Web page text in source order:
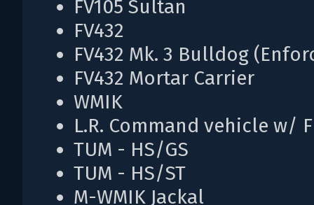
FV105 Sultan
FV432
FV432 Mk. 3 Bulldog
FV432 Mortar Carrier
WMIK
L.R. Command vehicle w/
TUM - HS/GS
TUM - HS/ST
M-WMIK Jackal